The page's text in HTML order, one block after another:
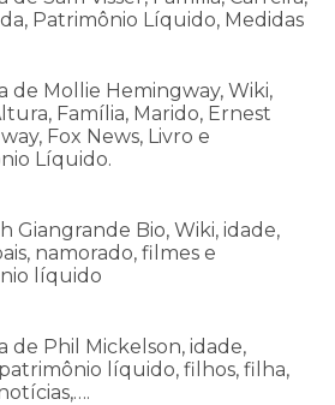
Patrimônio Líquido, Medidas
de Mollie Hemingway, Wiki,
Família, Marido, Ernest
Fox News, Livro e
Líquido.
Giangrande Bio, Wiki, idade,
namorado, filmes e
líquido
de Phil Mickelson, idade,
líquido, filhos, filha,